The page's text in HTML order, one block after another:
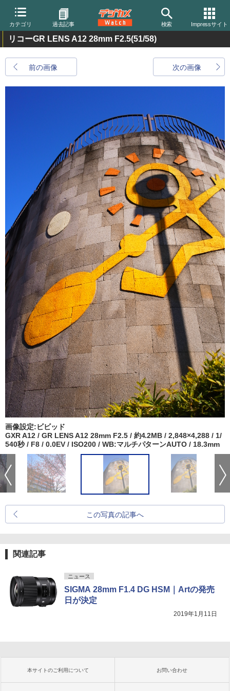
カテゴリ 過去記事 検索 Impressサイト
リコーGR LENS A12 28mm F2.5(51/58)
前の画像 次の画像
画像設定:ビビッド
GXR A12 / GR LENS A12 28mm F2.5 / 約4.2MB / 2,848×4,288 / 1/
540秒 / F8 / 0.0EV / ISO200 / WB:マルチパターンAUTO / 18.3mm
この写真の記事へ
関連記事
ニュース
SIGMA 28mm F1.4 DG HSM｜Artの発売
日が決定
2019年1月11日
本サイトのご利用について お問い合わせ